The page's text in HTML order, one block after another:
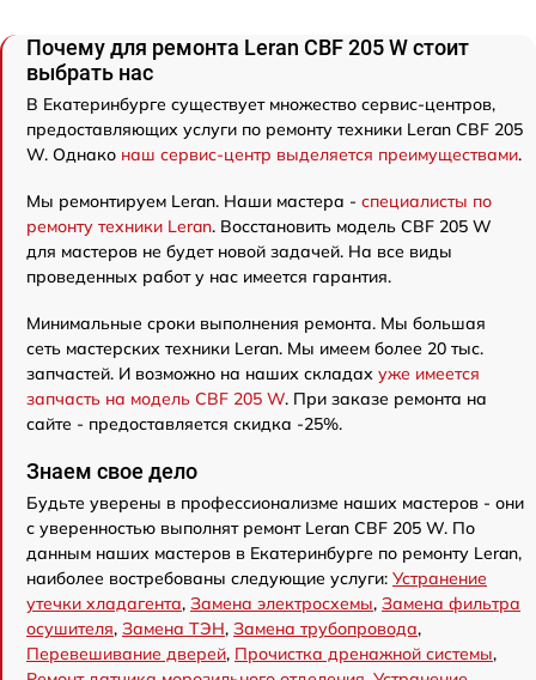
Почему для ремонта Leran CBF 205 W стоит
выбрать нас
В Екатеринбурге существует множество сервис-центров,
предоставляющих услуги по ремонту техники Leran CBF 205
W. Однако наш сервис-центр выделяется преимуществами.
Мы ремонтируем Leran. Наши мастера - специалисты по
ремонту техники Leran. Восстановить модель CBF 205 W
для мастеров не будет новой задачей. На все виды
проведенных работ у нас имеется гарантия.
Минимальные сроки выполнения ремонта. Мы большая
сеть мастерских техники Leran. Мы имеем более 20 тыс.
запчастей. И возможно на наших складах уже имеется
запчасть на модель CBF 205 W. При заказе ремонта на
сайте - предоставляется скидка -25%.
Знаем свое дело
Будьте уверены в профессионализме наших мастеров - они
с уверенностью выполнят ремонт Leran CBF 205 W. По
данным наших мастеров в Екатеринбурге по ремонту Leran,
наиболее востребованы следующие услуги: Устранение
утечки хладагента, Замена электросхемы, Замена фильтра
осушителя, Замена ТЭН, Замена трубопровода,
Перевешивание дверей, Прочистка дренажной системы,